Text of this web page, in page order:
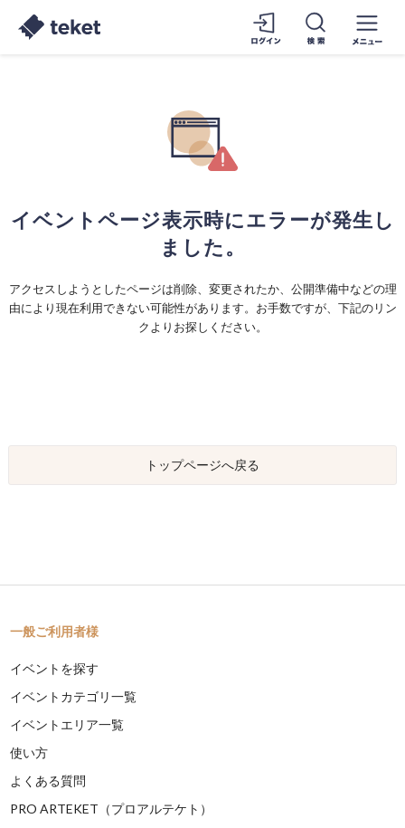
イベントページ表示時にエラーが発生し
ました。
アクセスしようとしたページは削除、変更されたか、公開準備中などの理
由により現在利用できない可能性があります。お手数ですが、下記のリン
クよりお探しください。
トップページへ戻る
一般ご利用者様
イベントを探す
イベントカテゴリ一覧
イベントエリア一覧
使い方
よくある質問
PRO ARTEKET（プロアルテケト）